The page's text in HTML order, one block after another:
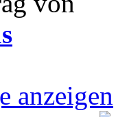
anzeigen